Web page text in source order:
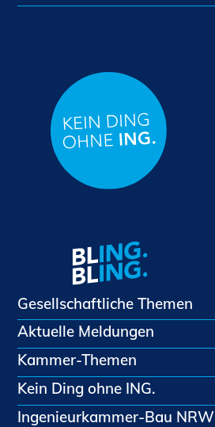
Gesellschaftliche Themen
Aktuelle Meldungen
Kammer-Themen
Kein Ding ohne ING.
Ingenieurkammer-Bau NRW